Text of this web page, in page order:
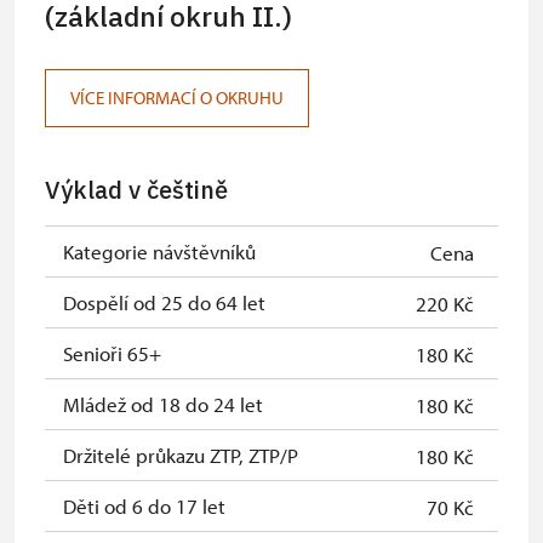
Průkaz zaměstnance NPÚ (+ až 3
rodinní příslušníci)
Průkaz Náš člověk *
* Platí pouze pro jednu osobu
(držitele průkazu)
(základní okruh II.)
VÍCE INFORMACÍ O OKRUHU
Výklad v češtině
Kategorie návštěvníků
Cena
Dospělí od 25 do 64 let
220 Kč
Senioři 65+
180 Kč
Mládež od 18 do 24 let
180 Kč
Držitelé průkazu ZTP, ZTP/P
180 Kč
Děti od 6 do 17 let
70 Kč